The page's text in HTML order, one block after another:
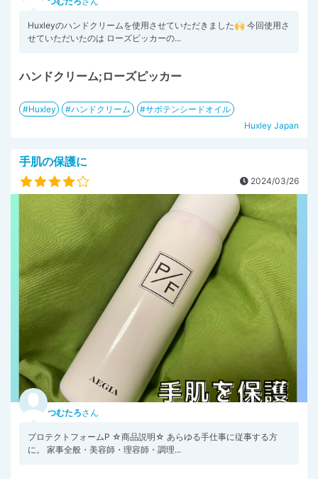
Huxleyのハンドクリームを使用させていただきました🙌 今回使用さ
せていただいたのは ローズピッカーの...
ハンドクリーム;ローズピッカー
Huxley ハンドクリーム
サボテンシードオイル
Huxley Japan
手肌の保護に
2024/03/26
つむたろさん
プロテクトフォームP ☆商品説明☆ あらゆる手仕事に従事する方
に。 家事全般・美容師・理容師・調理...